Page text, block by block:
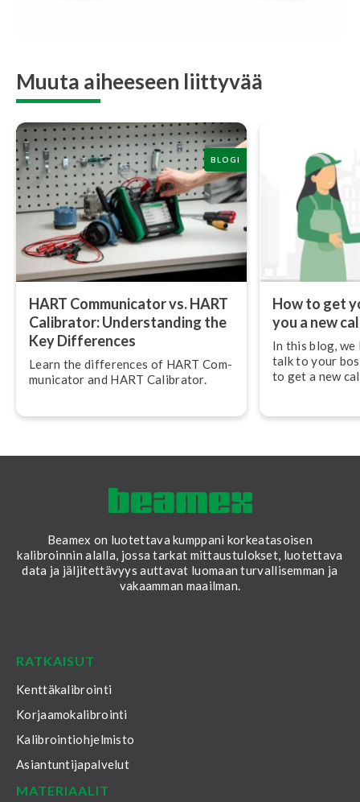
Muuta aiheeseen liittyvää
BLOGI
HART Com­mu­nica­tor vs. HART
Calibrator: Un­ders­tan­ding the
Key Differences
Learn the differences of HART Com­
mu­nica­tor and HART Calibrator.
How to get
you a new
In this blog, we
talk to your
to get a new
Beamex on luotettava kumppani korkeatasoisen
kalibroinnin alalla, jossa tarkat mittaustulokset, luotettava
data ja jäljitettävyys auttavat luomaan turvallisemman ja
vakaamman maailman.
RATKAISUT
Kenttäkalibrointi
Korjaamokalibrointi
Kalibrointiohjelmisto
Asiantuntijapalvelut
MATERIAALIT